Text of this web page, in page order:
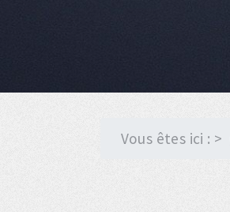
Vous êtes ici :